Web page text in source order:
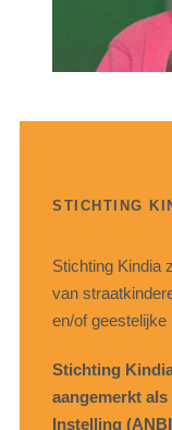
STICHTING
Stichting Kindia
van
en/of geestelijke
Stichting
aangemerkt
Instelling